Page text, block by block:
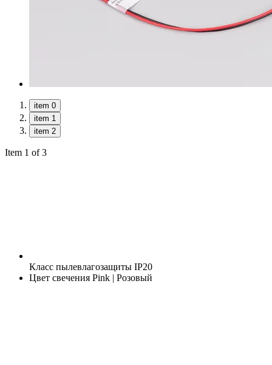
item 0
item 1
item 2
Item 1 of 3
Класс пылевлагозащиты IP20
Цвет свечения Pink | Розовый